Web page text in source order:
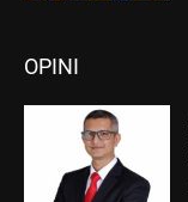
OPINI